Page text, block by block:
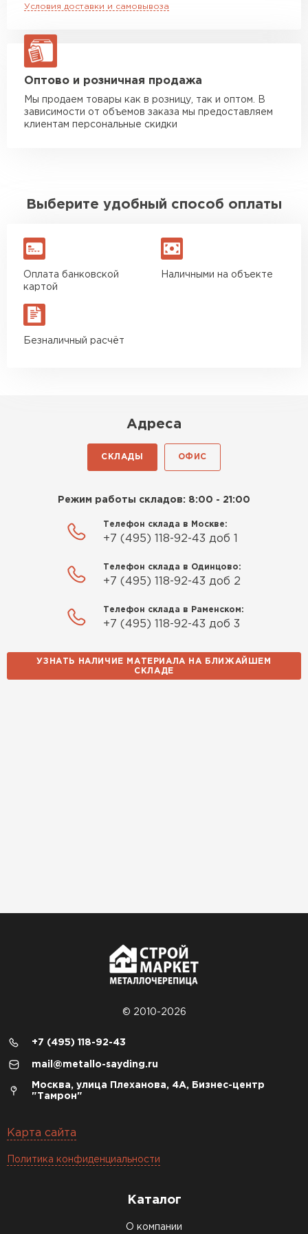
макс. длина груза 13,5 м
ЗАКАЗАТЬ С ДОСТАВКОЙ
Условия доставки и самовывоза
Оптово и розничная продажа
Мы продаем товары как в розницу, так и оптом. В
зависимости от объемов заказа мы предоставляем
клиентам персональные скидки
Выберите удобный способ оплаты
Оплата банковской
картой
Наличными на объекте
Безналичный расчёт
Адреса
СКЛАДЫ ОФИС
Режим работы складов: 8:00 - 21:00
Телефон склада в Москве:
+7 (495) 118-92-43 доб 1
Телефон склада в Одинцово:
+7 (495) 118-92-43 доб 2
Телефон склада в Раменском:
+7 (495) 118-92-43 доб 3
УЗНАТЬ НАЛИЧИЕ МАТЕРИАЛА НА БЛИЖАЙШЕМ
СКЛАДЕ
© 2010-2026
+7 (495) 118-92-43
mail@metallo-sayding.ru
Москва, улица Плеханова, 4А, Бизнес-центр
"Тамрон"
Карта сайта
Политика конфиденциальности
Каталог
О компании